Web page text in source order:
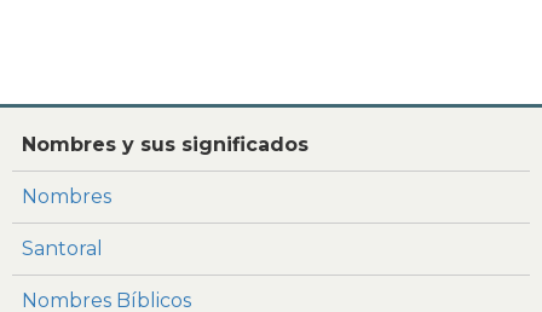
Nombres y sus significados
Nombres
Santoral
Nombres Bíblicos